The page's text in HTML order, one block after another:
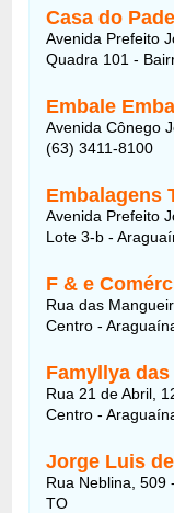
Casa do
Avenida Prefeito
Quadra 101 -
Embale
Avenida Cônego
(63) 3411-8100
Embalagens
Avenida Prefeito
Lote 3-b -
F & e
Rua das
Centro -
Famyllya
Rua 21 de Abril,
Centro -
Jorge Luis
Rua Neblina, 509
TO